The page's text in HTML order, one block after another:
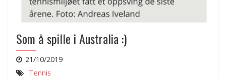
Som å spille i Australia :)
21/10/2019
Tennis